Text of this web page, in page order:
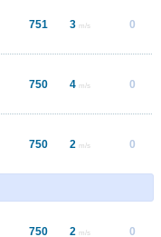
751 3 m/s 0
750 4 m/s 0
750 2 m/s 0
750 2 m/s 0